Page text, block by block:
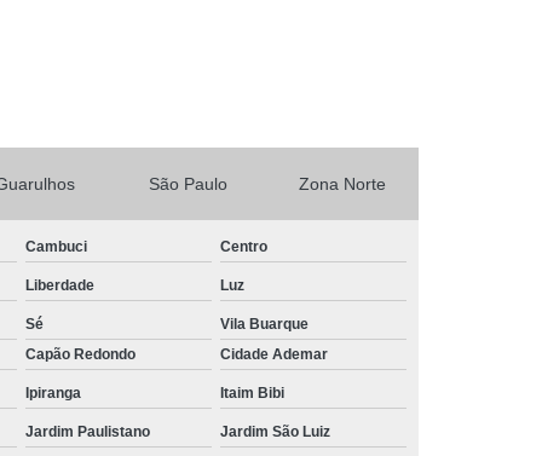
Manutenção para Piscina em Casa
Limpeza de Piscina água Verde
Limpeza de Piscina Muito Suja
Limpeza de Piscina por Ionização
sem Cloro
Limpeza de Piscina Verde
Filtro Piscina
Limpeza Piscina Verde
Piscina
Manutenção de Piscina
São Paulo Zona Norte
Cambuci Centro
Liberdade Luz
Sé
Vila Buarque
Capão Redondo Cidade Ademar
Ipiranga Itaim Bibi
Jardim Paulistano Jardim São Luiz